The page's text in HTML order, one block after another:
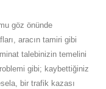
göz önünde
aracın tamiri gibi
talebinizin temelini
gibi; kaybettiğiniz
bir trafik kazası